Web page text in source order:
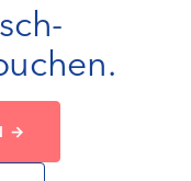
→